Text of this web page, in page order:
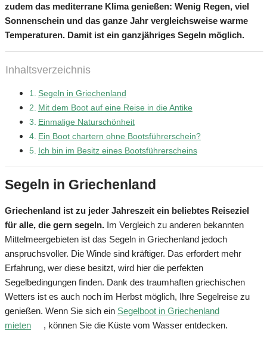
zudem das mediterrane Klima genießen: Wenig Regen, viel
Sonnenschein und das ganze Jahr vergleichsweise warme
Temperaturen. Damit ist ein ganzjähriges Segeln möglich.
Inhaltsverzeichnis
Segeln in Griechenland
Mit dem Boot auf eine Reise in die Antike
Einmalige Naturschönheit
Ein Boot chartern ohne Bootsführerschein?
Ich bin im Besitz eines Bootsführerscheins
Segeln in Griechenland
Griechenland ist zu jeder Jahreszeit ein beliebtes Reiseziel
für alle, die gern segeln. Im Vergleich zu anderen bekannten
Mittelmeergebieten ist das Segeln in Griechenland jedoch
anspruchsvoller. Die Winde sind kräftiger. Das erfordert mehr
Erfahrung, wer diese besitzt, wird hier die perfekten
Segelbedingungen finden. Dank des traumhaften griechischen
Wetters ist es auch noch im Herbst möglich, Ihre Segelreise zu
genießen. Wenn Sie sich ein Segelboot in Griechenland
mieten
, können Sie die Küste vom Wasser entdecken.